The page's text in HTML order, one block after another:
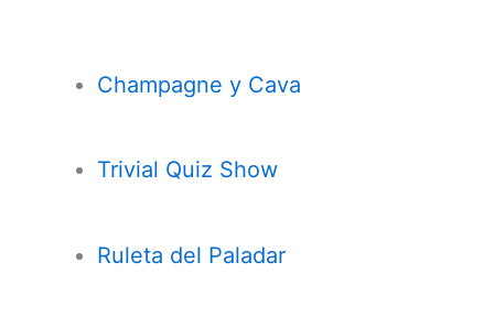
Champagne y Cava
Trivial Quiz Show
Ruleta del Paladar